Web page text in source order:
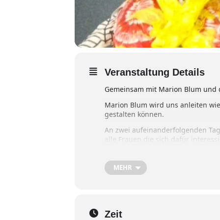
Veranstaltung Details
Gemeinsam mit Marion Blum und
Marion Blum wird uns anleiten
gestalten können.
An zwei aufeinanderfolgenden
alle Frauen die sich dafür
Es wäre super schön, wenn
MEHR
Zeit